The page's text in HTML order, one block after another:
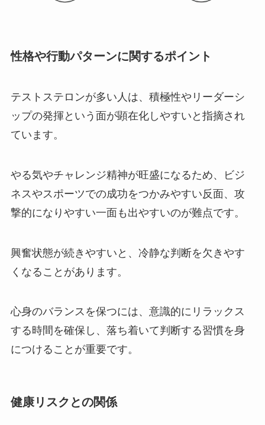
性格や行動パターンに関するポイント
テストステロンが多い人は、積極性やリーダーシ
ップの発揮という面が顕在化しやすいと指摘され
ています。
やる気やチャレンジ精神が旺盛になるため、ビジ
ネスやスポーツでの成功をつかみやすい反面、攻
撃的になりやすい一面も出やすいのが難点です。
興奮状態が続きやすいと、冷静な判断を欠きやす
くなることがあります。
心身のバランスを保つには、意識的にリラックス
する時間を確保し、落ち着いて判断する習慣を身
につけることが重要です。
健康リスクとの関係